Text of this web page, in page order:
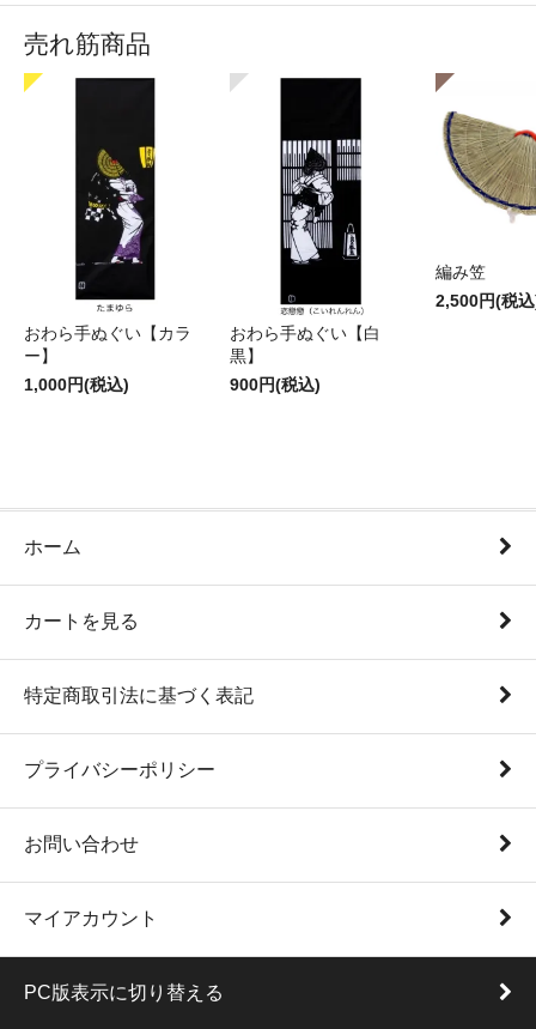
売れ筋商品
おわら手ぬぐい【カラ
ー】
1,000円(税込)
おわら手ぬぐい【白
黒】
900円(税込)
編み笠
2,500円(税
ホーム
カートを見る
特定商取引法に基づく表記
プライバシーポリシー
お問い合わせ
マイアカウント
PC版表示に切り替える